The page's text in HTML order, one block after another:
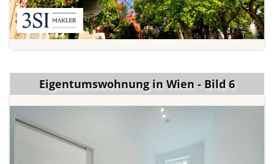
Eigentumswohnung in Wien - Bild 6